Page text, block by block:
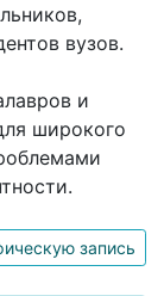
вузов.
и
широкого
запись